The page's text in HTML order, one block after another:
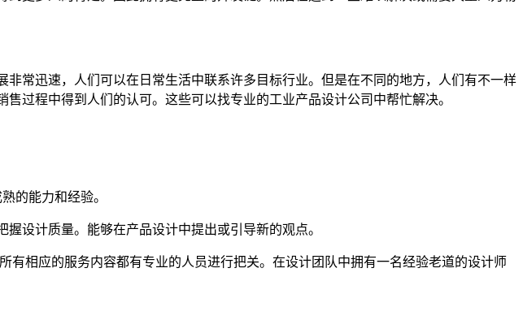
常迅速，人们可以在日常生活中联系许多目标行业。但是在不同的地方，人们有不一样
过程中得到人们的认可。这些可以找专业的工业产品设计公司中帮忙解决。
的能力和经验。
设计质量。能够在产品设计中提出或引导新的观点。
相应的服务内容都有专业的人员进行把关。在设计团队中拥有一名经验老道的设计师